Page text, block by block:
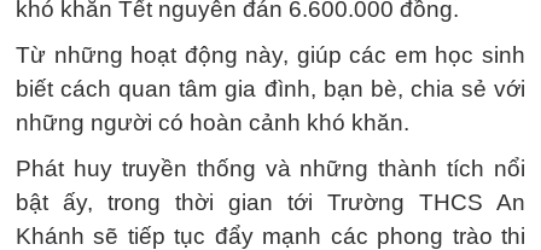
khó khăn Tết nguyên đán 6.600.000 đồng.
Từ những hoạt động này, giúp các em học sinh
biết cách quan tâm gia đình, bạn bè, chia sẻ với
những người có hoàn cảnh khó khăn.
Phát huy truyền thống và những thành tích nổi
bật ấy, trong thời gian tới Trường THCS An
Khánh sẽ tiếp tục đẩy mạnh các phong trào thi